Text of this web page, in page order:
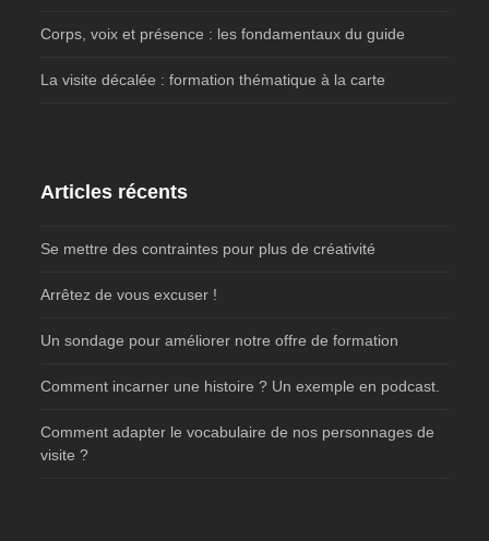
Corps, voix et présence : les fondamentaux du guide
La visite décalée : formation thématique à la carte
Articles récents
Se mettre des contraintes pour plus de créativité
Arrêtez de vous excuser !
Un sondage pour améliorer notre offre de formation
Comment incarner une histoire ? Un exemple en podcast.
Comment adapter le vocabulaire de nos personnages de
visite ?